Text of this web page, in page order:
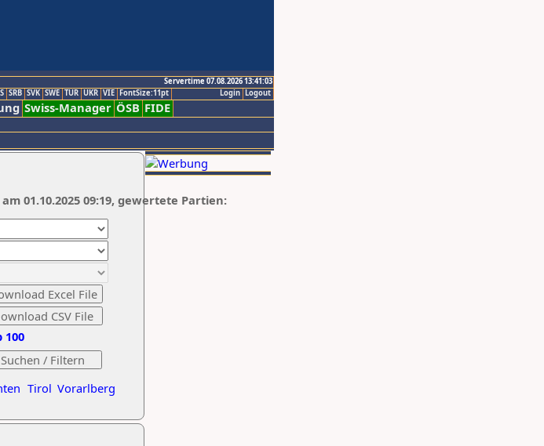
Servertime 07.08.2026 13:41:03
Logout
Login
SRB SVK SWE TUR UKR VIE FontSize:11pt
Swiss-Manager ÖSB FIDE
Tirol Vorarlberg
100
01.10.2025 09:19, gewertete Partien: